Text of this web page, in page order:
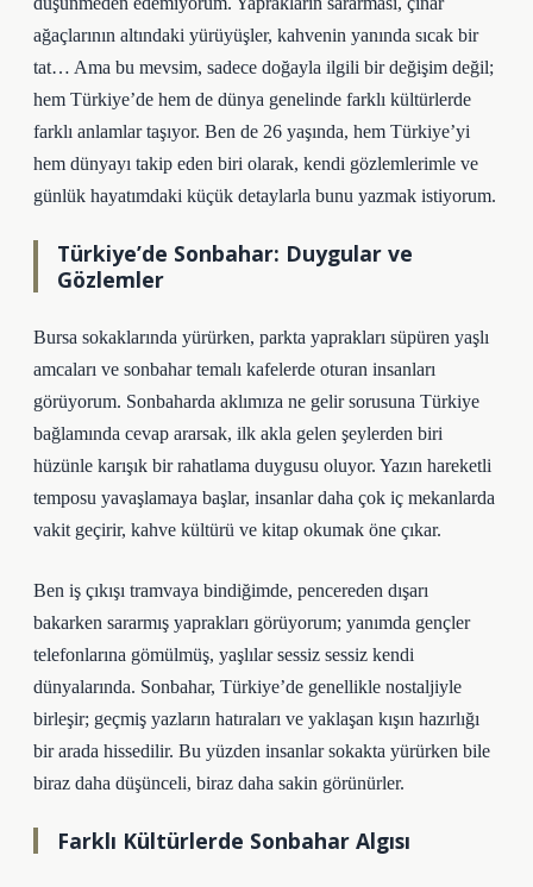
ağaçlarının altındaki yürüyüşler, kahvenin yanında sıcak bir
tat… Ama bu mevsim, sadece doğayla ilgili bir değişim değil;
hem Türkiye’de hem de dünya genelinde farklı kültürlerde
farklı anlamlar taşıyor. Ben de 26 yaşında, hem Türkiye’yi
hem dünyayı takip eden biri olarak, kendi gözlemlerimle ve
günlük hayatımdaki küçük detaylarla bunu yazmak istiyorum.
Türkiye’de Sonbahar: Duygular ve
Gözlemler
Bursa sokaklarında yürürken, parkta yaprakları süpüren yaşlı
amcaları ve sonbahar temalı kafelerde oturan insanları
görüyorum. Sonbaharda aklımıza ne gelir sorusuna Türkiye
bağlamında cevap ararsak, ilk akla gelen şeylerden biri
hüzünle karışık bir rahatlama duygusu oluyor. Yazın hareketli
temposu yavaşlamaya başlar, insanlar daha çok iç mekanlarda
vakit geçirir, kahve kültürü ve kitap okumak öne çıkar.
Ben iş çıkışı tramvaya bindiğimde, pencereden dışarı
bakarken sararmış yaprakları görüyorum; yanımda gençler
telefonlarına gömülmüş, yaşlılar sessiz sessiz kendi
dünyalarında. Sonbahar, Türkiye’de genellikle nostaljiyle
birleşir; geçmiş yazların hatıraları ve yaklaşan kışın hazırlığı
bir arada hissedilir. Bu yüzden insanlar sokakta yürürken bile
biraz daha düşünceli, biraz daha sakin görünürler.
Farklı Kültürlerde Sonbahar Algısı